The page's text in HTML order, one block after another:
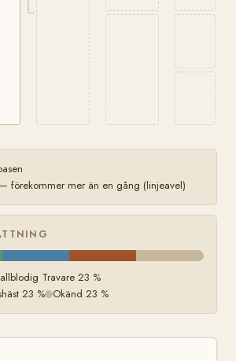
förekommer mer än en gång (linjeavel)
Travare 23 %
23 % Okänd 23 %